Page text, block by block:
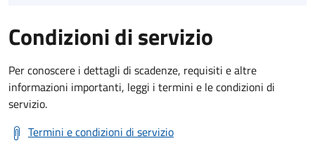
Condizioni di servizio
Per conoscere i dettagli di scadenze, requisiti e altre
informazioni importanti, leggi i termini e le condizioni di
servizio.
Termini e condizioni di servizio